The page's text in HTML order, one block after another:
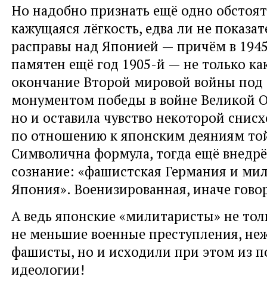
Но надобно признать ещё одно
кажущаяся лёгкость, едва ли не
расправы над Японией — причём в
памятен ещё год 1905-й — не только
окончание Второй мировой войны
монументом победы в войне Великой
но и оставила чувство некоторой
по отношению к японским деяниям
Символична формула, тогда ещё
сознание: «фашистская Германия и
Япония». Военизированная, иначе
А ведь японские «милитаристы» не
не меньшие военные преступления,
фашисты, но и исходили при этом из
идеологии!